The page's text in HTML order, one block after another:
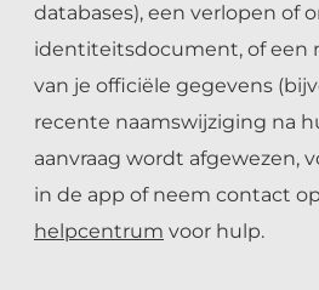
databases), een verlopen of
identiteitsdocument, of een
van je officiële gegevens
recente naamswijziging na
aanvraag wordt afgewezen,
in de app of neem contact
helpcentrum voor hulp.